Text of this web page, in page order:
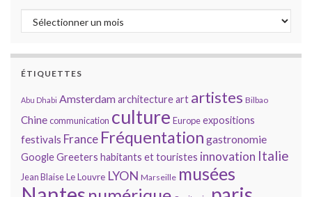
Archives
ÉTIQUETTES
Abu Dhabi Amsterdamarchitectureart artistes Bilbao
Chinecommunication culture Europeexpositions
festivals France Fréquentation gastronomie
GoogleGreeters habitants et touristes innovation Italie
Jean BlaiseLe Louvre LYON Marseille musées